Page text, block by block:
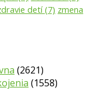
detí(7) zmena
(2621)
(1558)